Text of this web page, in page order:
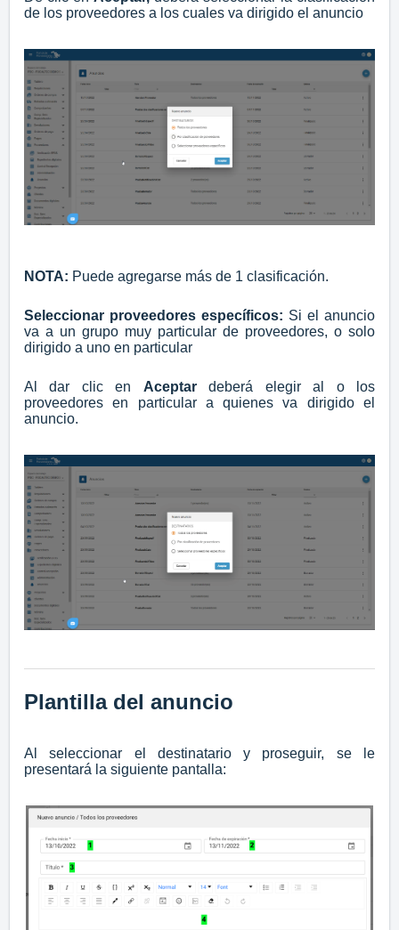
de los proveedores a los cuales va dirigido el anuncio
NOTA: Puede agregarse más de 1 clasificación.
Seleccionar proveedores específicos: Si el anuncio
va a un grupo muy particular de proveedores, o solo
dirigido a uno en particular
Al dar clic en Aceptardeberá elegir al o los
proveedores en particular a quienes va dirigido el
anuncio.
Plantilla del anuncio
Al seleccionar el destinatario y proseguir, se le
presentará la siguiente pantalla: